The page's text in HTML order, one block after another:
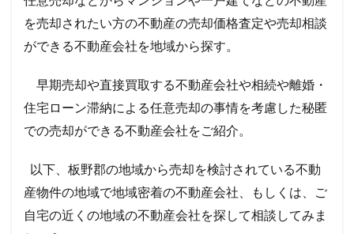
を売却されたい方の不動産の売却価格査定や売却相談
ができる不動産会社を地域から探す。
早期売却や直接買取する不動産会社や相続や離婚・
住宅ローン滞納による任意売却の事情を考慮した秘匿
での売却ができる不動産会社をご紹介。
以下、板野郡の地域から売却を検討されている不動
産物件の地域で地域密着の不動産会社、もしくは、ご
自宅の近くの地域の不動産会社を探して相談してみま